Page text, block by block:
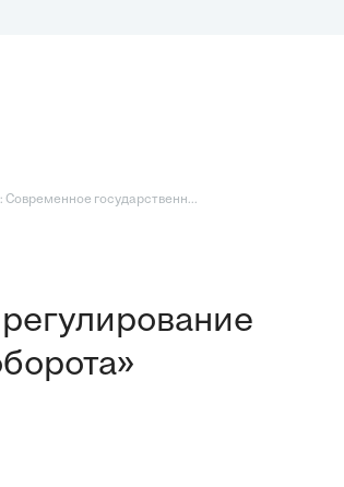
Современное государственн...